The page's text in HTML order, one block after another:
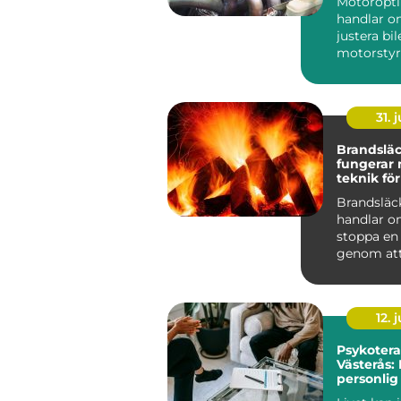
handlar
justera
31.
fungerar
teknik för
handlar
stoppa en
genom
12.
Västerås: